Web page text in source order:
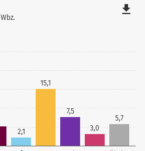
2,1
15,1
7,5
3,0
5,7
file_download